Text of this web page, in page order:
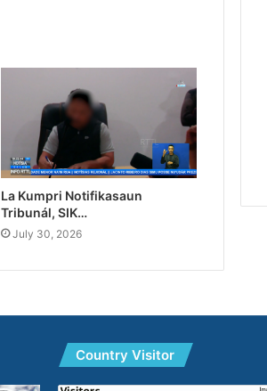
La Kumpri Notifikasaun
Tribunál, SIK…
July 30, 2026
Country Visitor